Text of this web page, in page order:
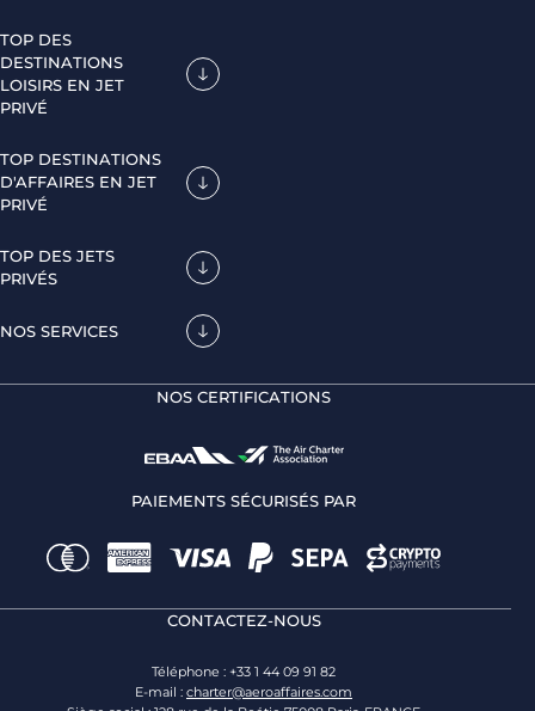
TOP DES
DESTINATIONS
LOISIRS EN JET
PRIVÉ
TOP DESTINATIONS
D'AFFAIRES EN JET
PRIVÉ
TOP DES JETS
PRIVÉS
NOS SERVICES
NOS CERTIFICATIONS
PAIEMENTS SÉCURISÉS PAR
CONTACTEZ-NOUS
Téléphone : +33 1 44 09 91 82
E-mail : charter@aeroaffaires.com